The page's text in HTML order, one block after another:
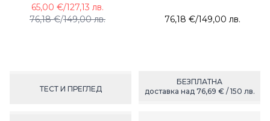
76,18 €/149,00 лв.
65,00 €/127,13 лв.
76,18 €/149,00 лв.
ТЕСТ И ПРЕГЛЕД
БЕЗПЛАТНА
доставка над 76,69 € / 150 лв.